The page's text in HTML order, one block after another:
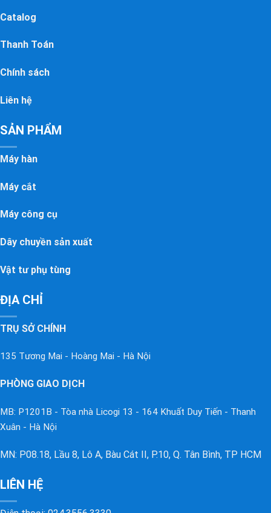
Catalog
Thanh Toán
Chính sách
Liên hệ
SẢN PHẨM
Máy hàn
Máy cắt
Máy công cụ
Dây chuyền sản xuất
Vật tư phụ tùng
ĐỊA CHỈ
TRỤ SỞ CHÍNH
135 Tương Mai - Hoàng Mai - Hà Nội
PHÒNG GIAO DỊCH
MB: P1201B - Tòa nhà Licogi 13 - 164 Khuất Duy Tiến - Thanh
Xuân - Hà Nội
MN: P08.18, Lầu 8, Lô A, Bàu Cát II, P.10, Q. Tân Bình, TP HCM
LIÊN HỆ